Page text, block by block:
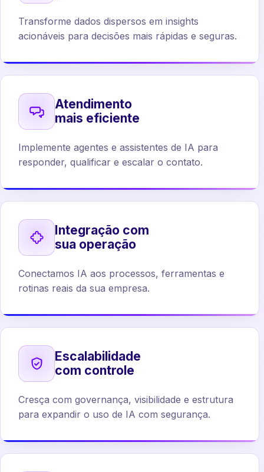
Transforme dados dispersos em insights
acionáveis para decisões mais rápidas e seguras.
Atendimento
mais eficiente
Implemente agentes e assistentes de IA para
responder, qualificar e escalar o contato.
Integração com
sua operação
Conectamos IA aos processos, ferramentas e
rotinas reais da sua empresa.
Escalabilidade
com controle
Cresça com governança, visibilidade e estrutura
para expandir o uso de IA com segurança.